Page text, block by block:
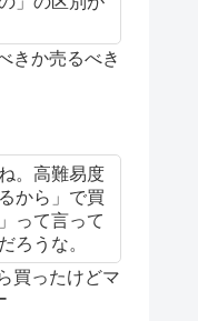
きか売るべき
。高難易度
から」で買
って言って
ろうな。
買ったけどマ